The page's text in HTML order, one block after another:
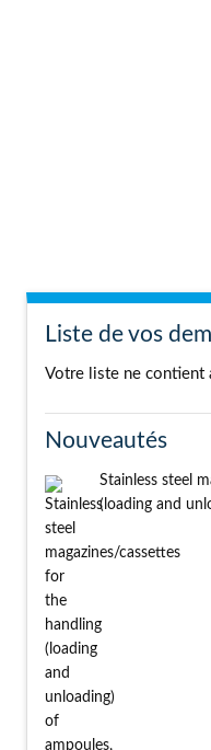
Liste de vos
Votre liste ne contient
Nouveautés
Stainless steel
(loading and